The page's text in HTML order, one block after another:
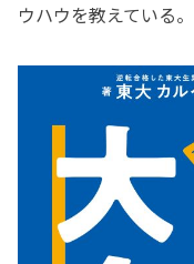
ウハウを教えている。